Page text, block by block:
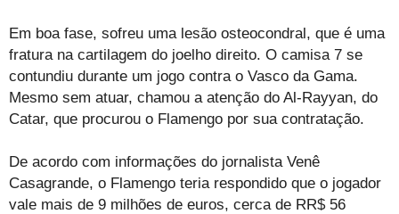
Em boa fase, sofreu uma lesão osteocondral, que é uma
fratura na cartilagem do joelho direito. O camisa 7 se
contundiu durante um jogo contra o Vasco da Gama.
Mesmo sem atuar, chamou a atenção do Al-Rayyan, do
Catar, que procurou o Flamengo por sua contratação.
De acordo com informações do jornalista Venê
Casagrande, o Flamengo teria respondido que o jogador
vale mais de 9 milhões de euros, cerca de RR$ 56